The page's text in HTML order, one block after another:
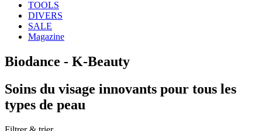
TOOLS
DIVERS
SALE
Magazine
Biodance - K-Beauty
Soins du visage innovants pour tous les
types de peau